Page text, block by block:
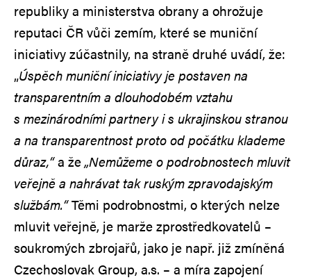
republiky a ministerstva obrany a ohrožuje
reputaci ČR vůči zemím, které se muniční
iniciativy zúčastnily, na straně druhé uvádí, že:
„Úspěch muniční iniciativy je postaven na
transparentním a dlouhodobém vztahu
s mezinárodními partnery i s ukrajinskou stranou
a na transparentnost proto od počátku klademe
důraz,“a že„Nemůžeme o podrobnostech mluvit
veřejně a nahrávat tak ruským zpravodajským
službám.“Těmi podrobnostmi, o kterých nelze
mluvit veřejně, je marže zprostředkovatelů –
soukromých zbrojařů, jako je např. již zmíněná
Czechoslovak Group, a.s. – a míra zapojení